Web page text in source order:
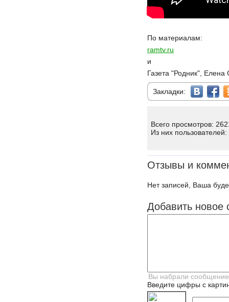
По материалам:
ramtv.ru
и
Газета "Родник", Елена
Закладки:
Всего просмотров:
Из них пользователей:
Отзывы и
Нет записей, Ваша
Добавить новое
Введите цифры с